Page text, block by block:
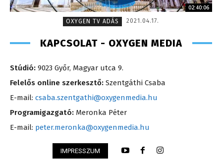
02:40:06
OXYGEN TV ADÁS
2021.04.17.
KAPCSOLAT - OXYGEN MEDIA
Stúdió: 9023 Győr, Magyar utca 9.
Felelős online szerkesztő: Szentgáthi Csaba
E-mail: csaba.szentgathi@oxygenmedia.hu
Programigazgató: Meronka Péter
E-mail: peter.meronka@oxygenmedia.hu
IMPRESSZUM